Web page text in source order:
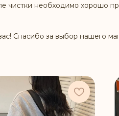
чистки необходимо хорошо
Спасибо за выбор нашего